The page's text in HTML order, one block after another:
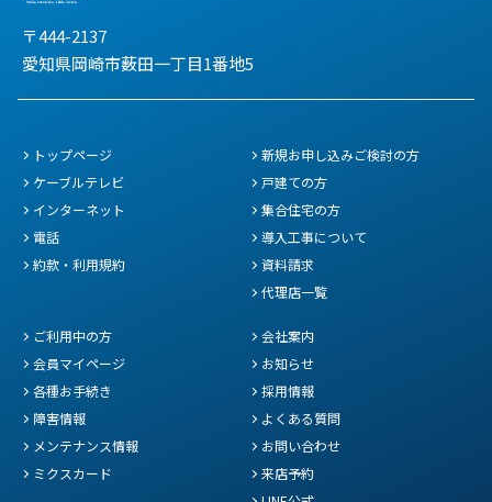
〒444-2137
愛知県岡崎市薮田一丁目1番地5
トップページ
ケーブルテレビ
インターネット
電話
約款・利用規約
新規お申し込みご検討の方
戸建ての方
集合住宅の方
導入工事について
資料請求
代理店一覧
ご利用中の方
会員マイページ
各種お手続き
障害情報
メンテナンス情報
ミクスカード
会社案内
お知らせ
採用情報
よくある質問
お問い合わせ
来店予約